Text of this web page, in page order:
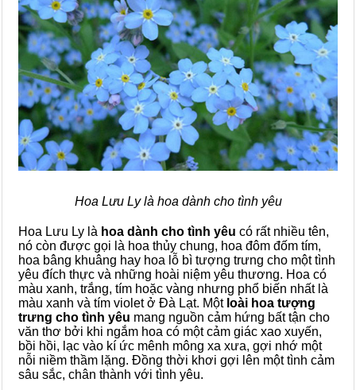
Hoa Lưu Ly là hoa dành cho tình yêu
Hoa Lưu Ly là hoa dành cho tình yêu có rất nhiều tên,
nó còn được gọi là hoa thủy chung, hoa đôm đốm tím,
hoa bâng khuâng hay hoa lỗ bì tượng trưng cho một tình
yêu đích thực và những hoài niệm yêu thương. Hoa có
màu xanh, trắng, tím hoặc vàng nhưng phổ biến nhất là
màu xanh và tím violet ở Đà Lạt. Một loài hoa tượng
trưng cho tình yêu mang nguồn cảm hứng bất tận cho
văn thơ bởi khi ngắm hoa có một cảm giác xao xuyến,
bồi hồi, lạc vào kí ức mênh mông xa xưa, gợi nhớ một
nỗi niềm thầm lặng. Đồng thời khơi gợi lên một tình cảm
sâu sắc, chân thành với tình yêu.